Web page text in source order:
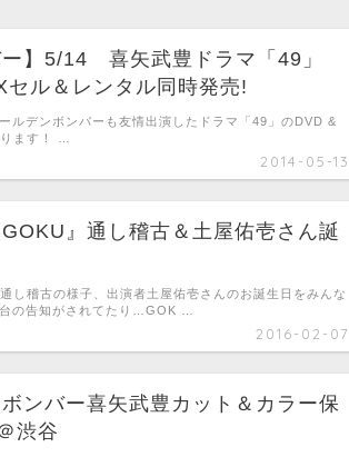
ー】5/14 喜矢武豊ドラマ「49」
ル＆レンタル同時発売!
2014-05-13
ルデンボンバーも友情出演したドラマ「49」のDVD &
ます！ …
GOKU』通し稽古＆土屋佑壱さん誕
2016-02-07
し稽古の様子、出演者土屋佑壱さんのお誕生日をみんな
の告知がされてたり…GOK …
ボンバー喜矢武豊カット＆カラー保
渋谷